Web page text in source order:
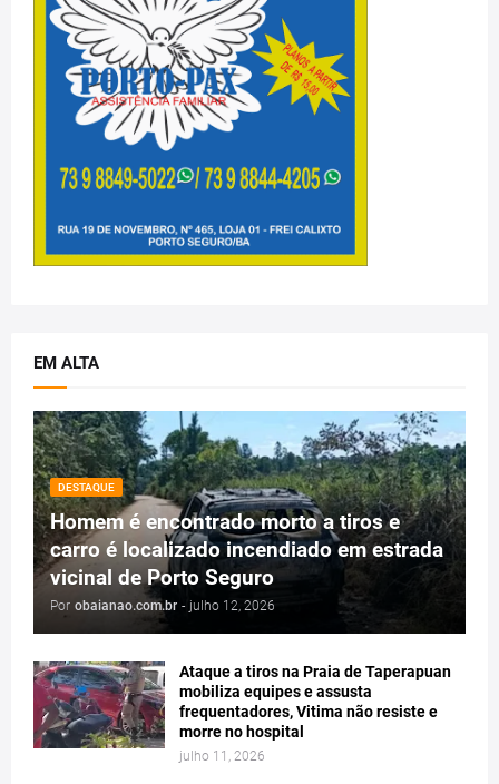
EM ALTA
DESTAQUE
Homem é encontrado morto a tiros e
carro é localizado incendiado em estrada
vicinal de Porto Seguro
Por obaianao.com.br - julho 12, 2026
Ataque a tiros na Praia de Taperapuan
mobiliza equipes e assusta
frequentadores, Vitima não resiste e
morre no hospital
julho 11, 2026